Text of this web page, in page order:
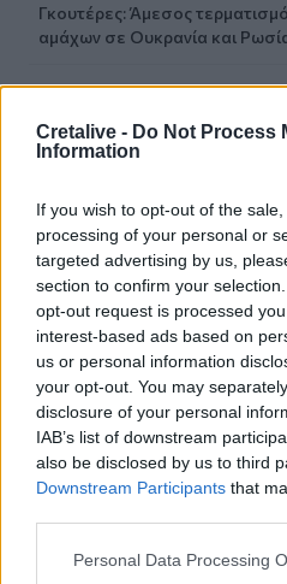
Cretalive - Do Not Process
Information
If you wish to opt-out of the
processing of your personal or
targeted advertising by us,
section to confirm your
opt-out request is processed
interest-based ads based on
us or personal information
your opt-out. You may
disclosure of your personal
IAB’s list of downstream
also be disclosed by us to third
Downstream Participants that
Personal Data Processing
Γκουτέρες: Άμεσος
αμάχων σε Ουκρανία και
21:26
«καραβιά» στον Τσούτσουρα
Μουσική λαϊκή βραδιά στο
Παρασκευή 7 Αυγούστου
21:14
ΟΦΗ: Μεγάλο προβάδισμα
Σόφιας
21:07
Καιρός: Βοριάδες και ζέστη
Κρήτη
Γιατί δεν έσωσα το κουτάβι:
λύκων